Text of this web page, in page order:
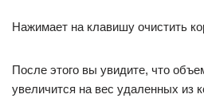
Нажимает на клавишу очистить
После этого вы увидите, что
увеличится на вес удаленных из